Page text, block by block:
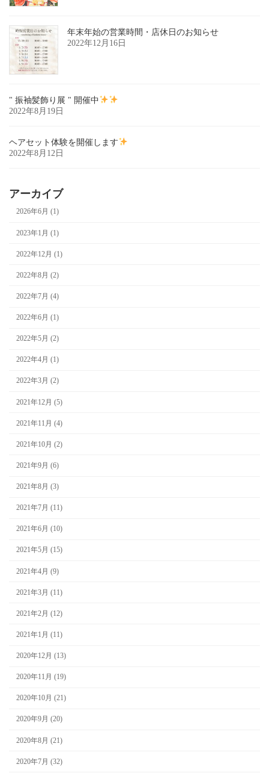
年末年始の営業時間・店休日のお知らせ
2022年12月16日
" 振袖髪飾り展 " 開催中
2022年8月19日
ヘアセット体験を開催します
2022年8月12日
アーカイブ
2026年6月 (1)
2023年1月 (1)
2022年12月 (1)
2022年8月 (2)
2022年7月 (4)
2022年6月 (1)
2022年5月 (2)
2022年4月 (1)
2022年3月 (2)
2021年12月 (5)
2021年11月 (4)
2021年10月 (2)
2021年9月 (6)
2021年8月 (3)
2021年7月 (11)
2021年6月 (10)
2021年5月 (15)
2021年4月 (9)
2021年3月 (11)
2021年2月 (12)
2021年1月 (11)
2020年12月 (13)
2020年11月 (19)
2020年10月 (21)
2020年9月 (20)
2020年8月 (21)
2020年7月 (32)